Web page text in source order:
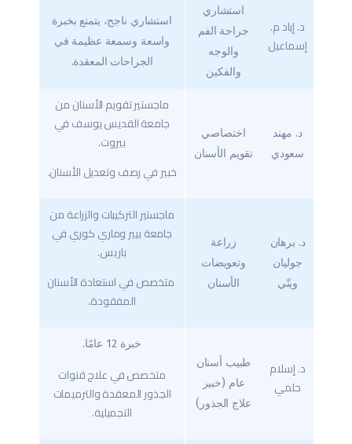
د. إياد م.
إسماعيل
استشاري
جراحة الفم
والوجه
والفكين
استشاري ناجح، يتمتع بخبرة
واسعة وسمعة عظيمة في
الجراحات المعقدة.
د. مهند
سعودي
اختصاصي
تقويم الأسنان
ماجستير تقويم الأسنان من
جامعة القديس يوسف في
بيروت.
خبير في رصف وتعديل الأسنان.
د. برهان
جوليان
ويتّي
زراعة
وتعويضات
الأسنان
ماجستير التركيبات والزراعة من
جامعة بيير وماري كوري في
باريس.
متخصص في استعادة الأسنان
المفقودة.
د. إسلام
حلمي
طبيب أسنان
عام (خبير
علاج الجذور)
خبرة 12 عامًا.
متخصص في علاج قنوات
الجذور المعقدة والترميمات
التجميلية.